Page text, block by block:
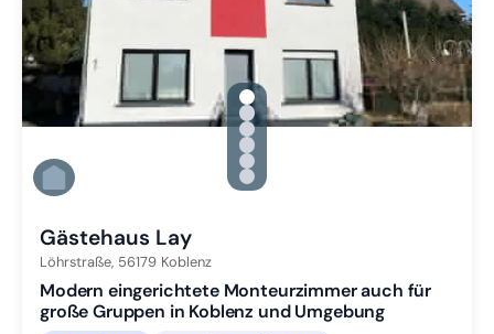
gallery.slide_selector
Zu Slide 1 wechseln
Zu Slide 2 wechseln
Zu Slide 3 wechseln
Zu Slide 4 wechseln
Zu Slide 5 wechseln
Zu Slide 6 wechseln
Gästehaus Lay
Löhrstraße, 56179 Koblenz
Modern eingerichtete Monteurzimmer auch für
große Gruppen in Koblenz und Umgebung